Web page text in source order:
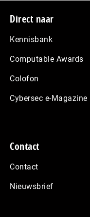
Footer
Direct naar
Kennisbank
Computable Awards
Colofon
Cybersec e-Magazine
Contact
Contact
Nieuwsbrief